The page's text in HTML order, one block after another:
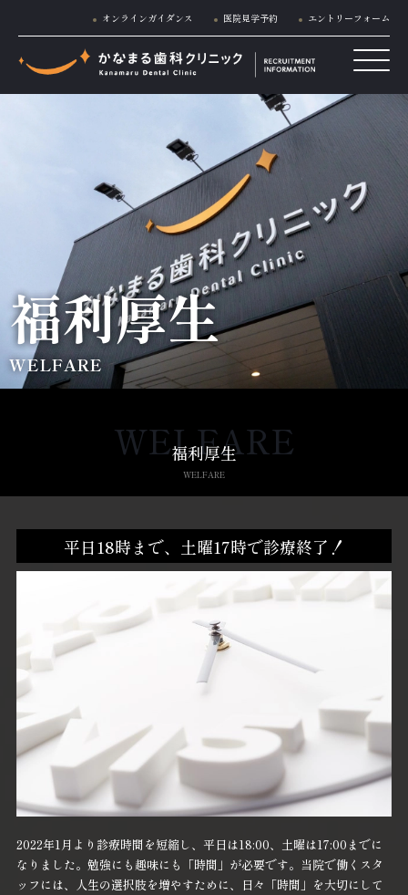
オンラインガイダンス 医院見学予約 エントリーフォーム
福利厚生
WELFARE
WELFARE
福利厚生
WELFARE
平日18時まで、土曜17時で診療終了！
2022年1月より診療時間を短縮し、平日は18:00、土曜は17:00までに
なりました。勉強にも趣味にも「時間」が必要です。当院で働くスタ
ッフには、人生の選択肢を増やすために、日々「時間」を大切にして